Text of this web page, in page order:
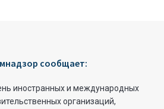
сообщает:
иностранных и международных
организаций,